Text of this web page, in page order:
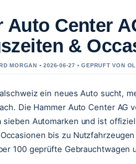
Auto Center
&
MORGAN • 2026-06-27 • GEPRUFT VON
ein neues Auto sucht,
Die Hammer Auto Center AG
sieben Automarken und ist
bis zu
100 geprüfte